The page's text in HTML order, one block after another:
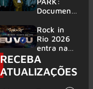
já
mais de 50
bandas
Document
‘Unshatter’
e álbum ao
vivo são
anunciados
Rock in
Rio 2026
entra na
reta final
com
Cidade do
RECEBA
ATUALIZAÇÕES